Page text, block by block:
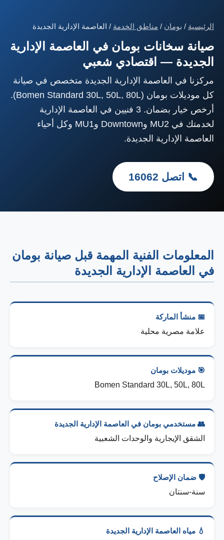
الرئيسية / بومان / مناطق الخدمة / العاصمة الإدارية الجديدة
صيانة سخانات بومان في العاصمة الإدارية
الجديدة — اقتصادي شعبي
مركزنا في العاصمة الإدارية الجديدة متخصص في صيانة
كل موديلات بومان (Bomen Standard 30L, 50L, 80L).
أرخص خيار بضمان. 3 فنيين في العاصمة الإدارية
لخدمتك في MU2 وDowntown وMU1 وكل أحياء
العاصمة الإدارية الجديدة.
📞 اتصل 16062
المعلومات الفنية المهمة قبل صيانة بومان
في العاصمة الإدارية الجديدة
📅 منشأ الماركة
علامة مصرية محلية
🎯 موديلات بومان
Bomen Standard 30L, 50L, 80L
👥 مستخدمي بومان في العاصمة الإدارية الجديدة
الشقق الإيجارية والوحدات الشعبية
🛡️ ضمان الإصلاح
سنة-سنتان
💧 مياه العاصمة الإدارية الجديدة